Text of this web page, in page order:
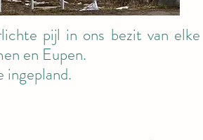
pijl in ons bezit van
en Eupen.
ingepland.